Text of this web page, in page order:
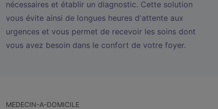
nécessaires et établir un diagnostic. Cette solution
vous évite ainsi de longues heures d'attente aux
urgences et vous permet de recevoir les soins dont
vous avez besoin dans le confort de votre foyer.
MEDECIN-A-DOMICILE